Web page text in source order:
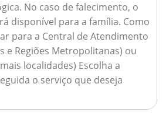
No caso de falecimento, o
disponível para a família. Como
para a Central de Atendimento
e Regiões Metropolitanas) ou
localidades) Escolha a
o serviço que deseja